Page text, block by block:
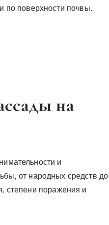
по поверхности почвы.
на
и
от народных средств до
степени поражения и